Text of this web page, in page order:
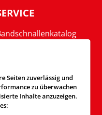
Apollo
Prospekt
Auto-Spezial
Seiten zuverlässig und
zu überwachen
Inhalte anzuzeigen.